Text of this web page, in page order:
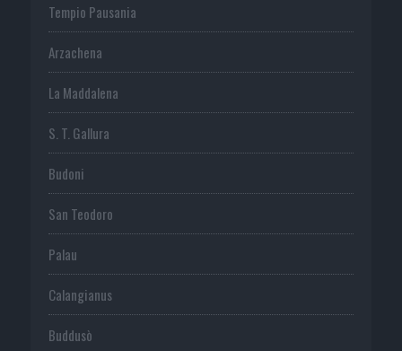
Tempio Pausania
Arzachena
La Maddalena
S. T. Gallura
Budoni
San Teodoro
Palau
Calangianus
Buddusò